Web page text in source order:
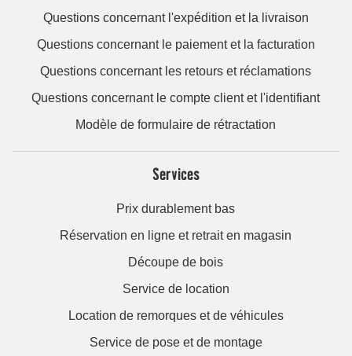
Questions concernant l'expédition et la livraison
Questions concernant le paiement et la facturation
Questions concernant les retours et réclamations
Questions concernant le compte client et l'identifiant
Modèle de formulaire de rétractation
Services
Prix durablement bas
Réservation en ligne et retrait en magasin
Découpe de bois
Service de location
Location de remorques et de véhicules
Service de pose et de montage